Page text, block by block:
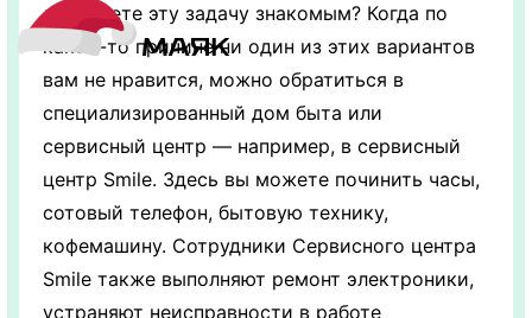
доверяете эту задачу знакомым? Когда по
какой-то причине ни один из этих вариантов
вам не нравится, можно обратиться в
специализированный дом быта или
сервисный центр — например, в сервисный
центр Smile. Здесь вы можете починить часы,
сотовый телефон, бытовую технику,
кофемашину. Сотрудники Сервисного центра
Smile также выполняют ремонт электроники,
устраняют неисправности в работе